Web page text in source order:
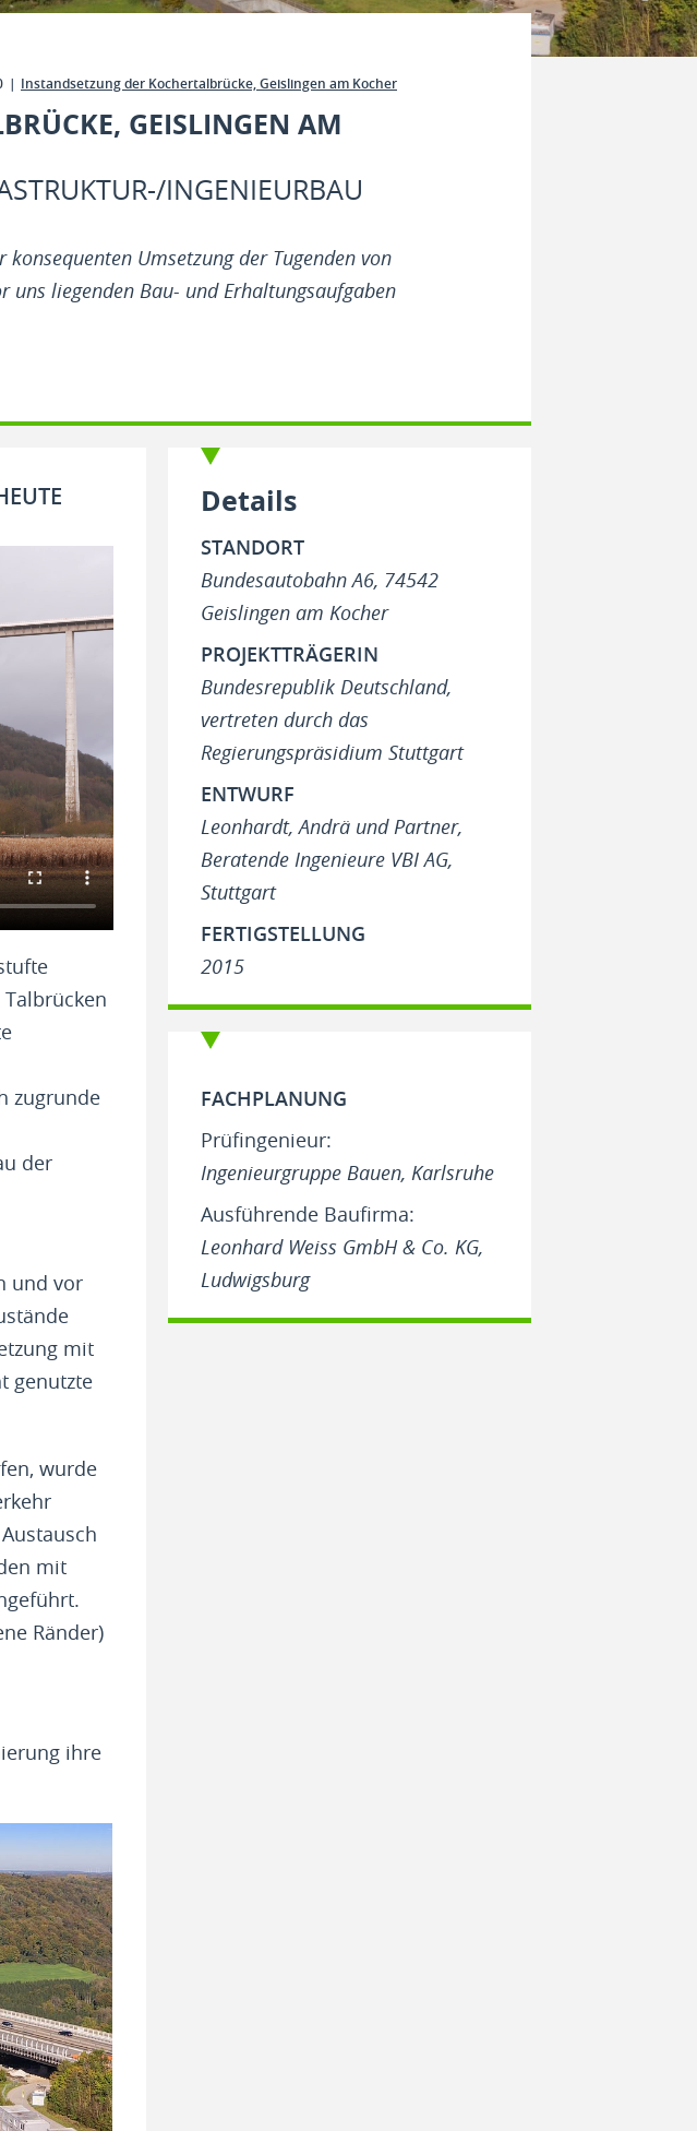
Instandsetzung der Kochertalbrücke, Geislingen am Kocher
GEISLINGEN AM
INGENIEURBAU
Umsetzung der Tugenden von
uns liegenden Bau- und Erhaltungsaufgaben
zugrunde
der
und vor
mit
genutzte
wurde
mit
Ränder)
ihre
Details
STANDORT
Bundesautobahn A6, 74542
Geislingen am Kocher
PROJEKTTRÄGERIN
Bundesrepublik Deutschland,
vertreten durch das
Regierungspräsidium Stuttgart
ENTWURF
Leonhardt, Andrä und Partner,
Beratende Ingenieure VBI AG,
Stuttgart
FERTIGSTELLUNG
2015
FACHPLANUNG
Prüfingenieur:
Ingenieurgruppe Bauen, Karlsruhe
Ausführende Baufirma:
Leonhard Weiss GmbH & Co. KG,
Ludwigsburg